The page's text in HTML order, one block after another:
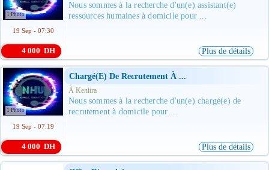
1 Photo
19 Sep - 07:30
Nous sommes à la recherche d'un(e) assistant(e)
ressources humaines à domicile pour ...
4 000 DH Plus de détails
1 Photo
19 Sep - 07:19
Chargé(e) De Recrutement À ...
À Kenitra
Nous sommes à la recherche d'un(e) chargé(e) de
recrutement à domicile pour ...
4 000 DH Plus de détails